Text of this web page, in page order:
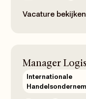
Vacature bekijken
Manager
Internationale